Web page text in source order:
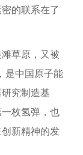
的联系在了
草原，又被
是中国原子能
究制造基
枚氢弹，也
新精神的发